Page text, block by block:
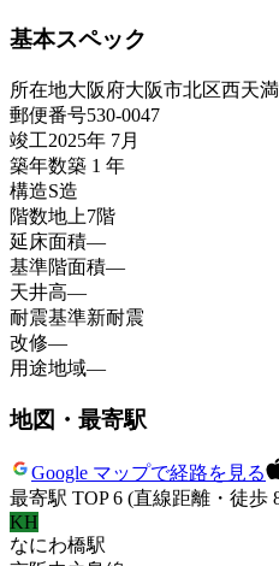
基本スペック
所在地大阪府大阪市北区西天
郵便番号530-0047
竣工2025年 7月
築年数築 1 年
構造S造
階数地上7階
延床面積—
基準階面積—
天井高—
耐震基準新耐震
改修—
用途地域—
地図・最寄駅
Google マップで経路を見る
最寄駅 TOP 6 (直線距離・徒歩
KH
なにわ橋駅